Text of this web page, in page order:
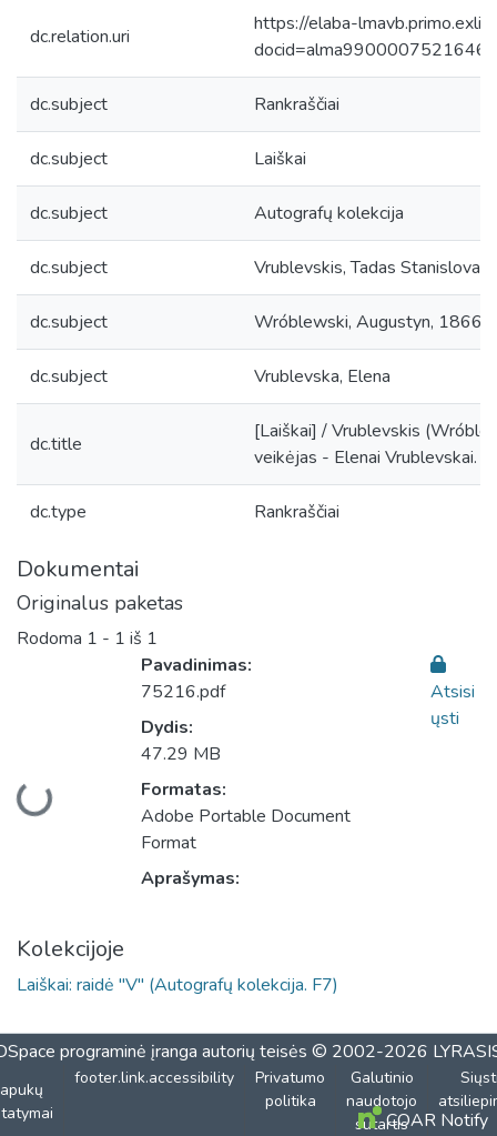
dc.relation.uri
https://elaba-
dc.subject Rankraščiai
dc.subject Laiškai
dc.subject Autografų kolekcija
dc.subject Vrublevskis, Tadas
dc.subject Wróblewski, Augustyn, 1866-
dc.subject Vrublevska, Elena
dc.title
[Laiškai] / Vrublevskis
veikėjas - Elenai Vrublevskai.
dc.type Rankraščiai
Dokumentai
Originalus paketas
Rodoma 1 - 1 iš 1
Įkeliama...
Pavadinimas:
75216.pdf
Dydis:
47.29 MB
Formatas:
Adobe Portable Document
Format
Aprašymas:
Atsisi
ųsti
Kolekcijoje
Laiškai: raidė "V" (Autografų kolekcija. F7)
programinė įranga autorių teisės © 2002-2026
footer.link.accessibility
Privatumo
politika
Galutinio
naudotojo
sutartisCOAR Notify